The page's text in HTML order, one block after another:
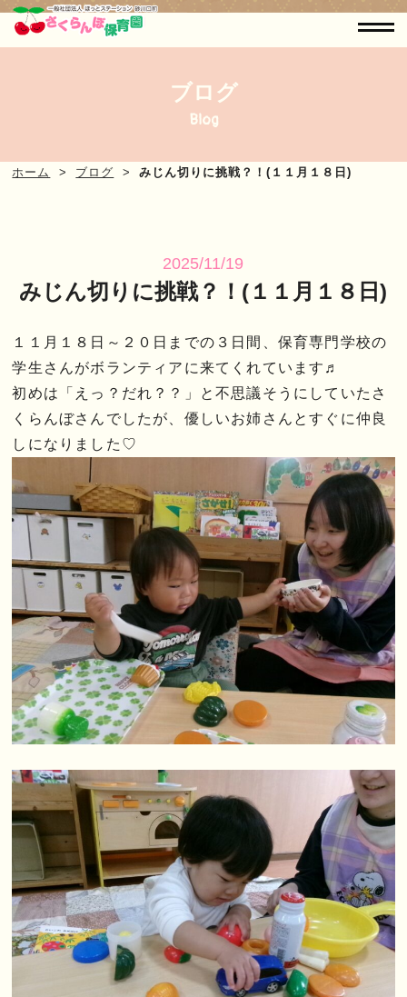
ブログ
Blog
ホーム ブログ みじん切りに挑戦？！(１１月１８日)
2025/11/19
みじん切りに挑戦？！(１１月１８日)
１１月１８日～２０日までの３日間、保育専門学校の
学生さんがボランティアに来てくれています♬
初めは「えっ？だれ？？」と不思議そうにしていたさ
くらんぼさんでしたが、優しいお姉さんとすぐに仲良
しになりました♡